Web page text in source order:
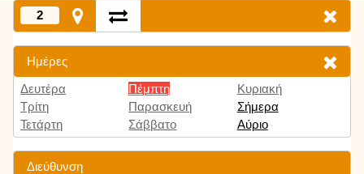
2
Ημέρες
Δευτέρα
Τρίτη
Τετάρτη
Πέμπτη
Παρασκευή
Σάββατο
Κυριακή
Σήμερα
Αύριο
Διεύθυνση